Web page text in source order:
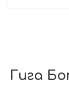
Гига